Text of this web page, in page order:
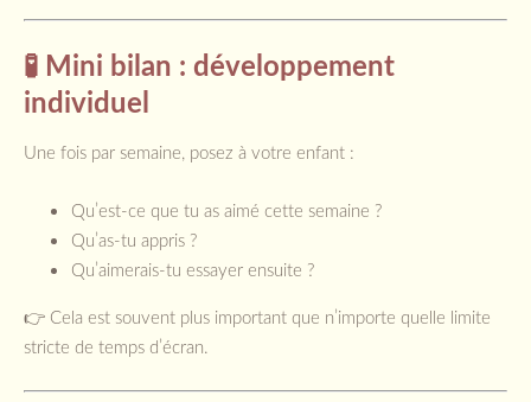
🧪 Mini bilan : développement
individuel
Une fois par semaine, posez à votre enfant :
Qu’est-ce que tu as aimé cette semaine ?
Qu’as-tu appris ?
Qu’aimerais-tu essayer ensuite ?
👉 Cela est souvent plus important que n’importe quelle limite
stricte de temps d’écran.